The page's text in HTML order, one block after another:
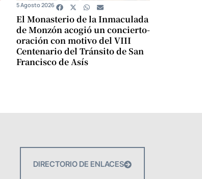
El Monasterio de la Inmaculada
de Monzón acogió un concierto-
oración con motivo del VIII
Centenario del Tránsito de San
Francisco de Asís
5 Agosto 2026
DIRECTORIO DE ENLACES